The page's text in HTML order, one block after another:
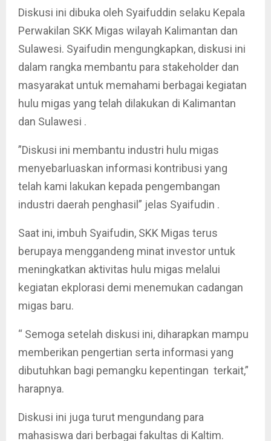
Diskusi ini dibuka oleh Syaifuddin selaku Kepala
Perwakilan SKK Migas wilayah Kalimantan dan
Sulawesi. Syaifudin mengungkapkan, diskusi ini
dalam rangka membantu para stakeholder dan
masyarakat untuk memahami berbagai kegiatan
hulu migas yang telah dilakukan di Kalimantan
dan Sulawesi .
”Diskusi ini membantu industri hulu migas
menyebarluaskan informasi kontribusi yang
telah kami lakukan kepada pengembangan
industri daerah penghasil” jelas Syaifudin .
Saat ini, imbuh Syaifudin, SKK Migas terus
berupaya menggandeng minat investor untuk
meningkatkan aktivitas hulu migas melalui
kegiatan ekplorasi demi menemukan cadangan
migas baru.
“ Semoga setelah diskusi ini, diharapkan mampu
memberikan pengertian serta informasi yang
dibutuhkan bagi pemangku kepentingan terkait,”
harapnya.
Diskusi ini juga turut mengundang para
mahasiswa dari berbagai fakultas di Kaltim.